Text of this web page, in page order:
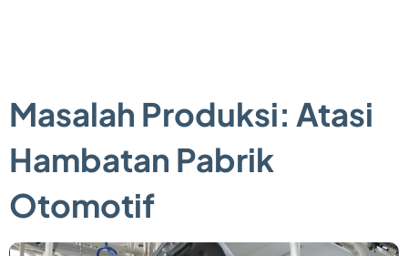
Masalah Produksi: Atasi
Hambatan Pabrik
Otomotif